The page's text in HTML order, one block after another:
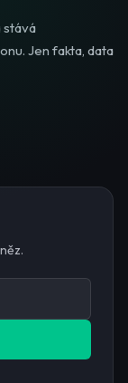
stává
Jen fakta, data